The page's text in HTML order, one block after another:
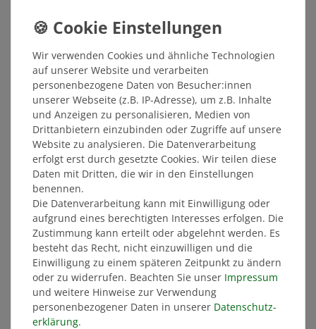
OFFIZIELLER FANSHOP
Offizieller Fanshop der SG
Dynamo Dresden
VERSANDFREI AB 90€
Versandfrei ab 90€
Warenwert
5% Rabatt für Mitglieder
Spare dauerhaft 5% als
Vereinsmitglied
SICHER EINKAUFEN
Vertrauensvoller Umgang
mit Euren Daten
Wir verwenden Cookies und ähnliche Technologien
auf unserer Website und verarbeiten
personenbezogene Daten von Besucher:innen
unserer Webseite (z.B. IP-Adresse), um z.B. Inhalte
und Anzeigen zu personalisieren, Medien von
Drittanbietern einzubinden oder Zugriffe auf unsere
Website zu analysieren. Die Datenverarbeitung
erfolgt erst durch gesetzte Cookies. Wir teilen diese
Daten mit Dritten, die wir in den Einstellungen
benennen.
Die Datenverarbeitung kann mit Einwilligung oder
aufgrund eines berechtigten Interesses erfolgen. Die
Zustimmung kann erteilt oder abgelehnt werden. Es
besteht das Recht, nicht einzuwilligen und die
Einwilligung zu einem späteren Zeitpunkt zu ändern
oder zu widerrufen. Beachten Sie unser Impressum
und weitere Hinweise zur Verwendung
personenbezogener Daten in unserer Daten­schutz­
erklärung.